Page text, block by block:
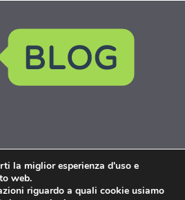
the network IsayBlog!
la miglior esperienza d'uso e
web.
riguardo a quali cookie usiamo